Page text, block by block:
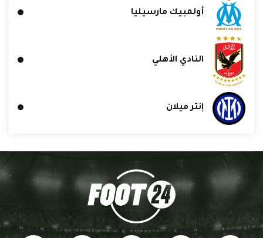
أولمبيك مارسيليا
النادي الأهلي
إنتر ميلان